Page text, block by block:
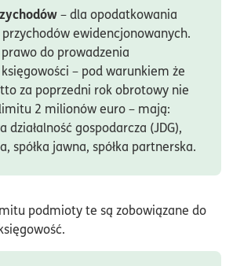
– dla opodatkowania
przychodów ewidencjonowanych.
do prowadzenia
– pod warunkiem że
za poprzedni rok obrotowy nie
2 milionów euro – mają:
działalność gospodarcza (JDG),
spółka jawna, spółka partnerska.
podmioty te są zobowiązane do